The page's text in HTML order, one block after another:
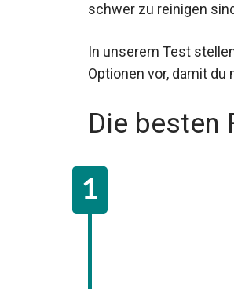
schwer zu reinigen
In unserem Test
Optionen vor, damit
Die besten